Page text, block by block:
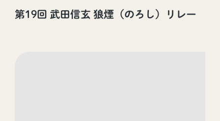
第19回 武田信玄 狼煙（のろし）リレー